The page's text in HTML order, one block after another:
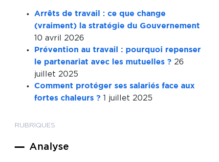
Arrêts de travail : ce que change
(vraiment) la stratégie du Gouvernement
10 avril 2026
Prévention au travail : pourquoi repenser
le partenariat avec les mutuelles ? 26
juillet 2025
Comment protéger ses salariés face aux
fortes chaleurs ? 1 juillet 2025
RUBRIQUES
Analyse